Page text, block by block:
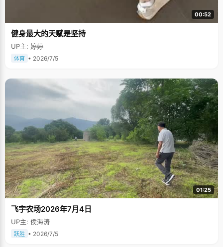
00:52
健身最大的天赋是坚持
UP主: 婷婷
体育 • 2026/7/5
01:25
飞宇农场2026年7月4日
UP主: 侯海涛
跃胜 • 2026/7/5